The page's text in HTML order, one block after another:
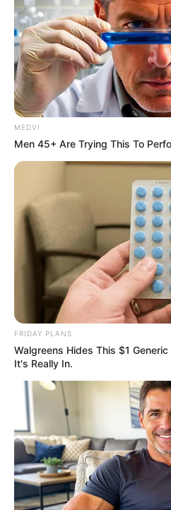
MEDVI
Men 45+ Are Trying This To
FRIDAY PLANS
Walgreens Hides This $1
It's Really In.